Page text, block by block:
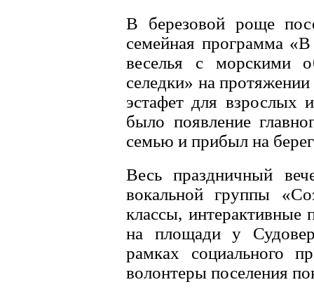
В березовой роще
семейная программа
веселья с морскими
селедки» на
эстафет для
было появление
семью и прибыл на
Весь праздничный
вокальной группы
классы, интерактивные
на площади у
рамках социального
волонтеры поселения